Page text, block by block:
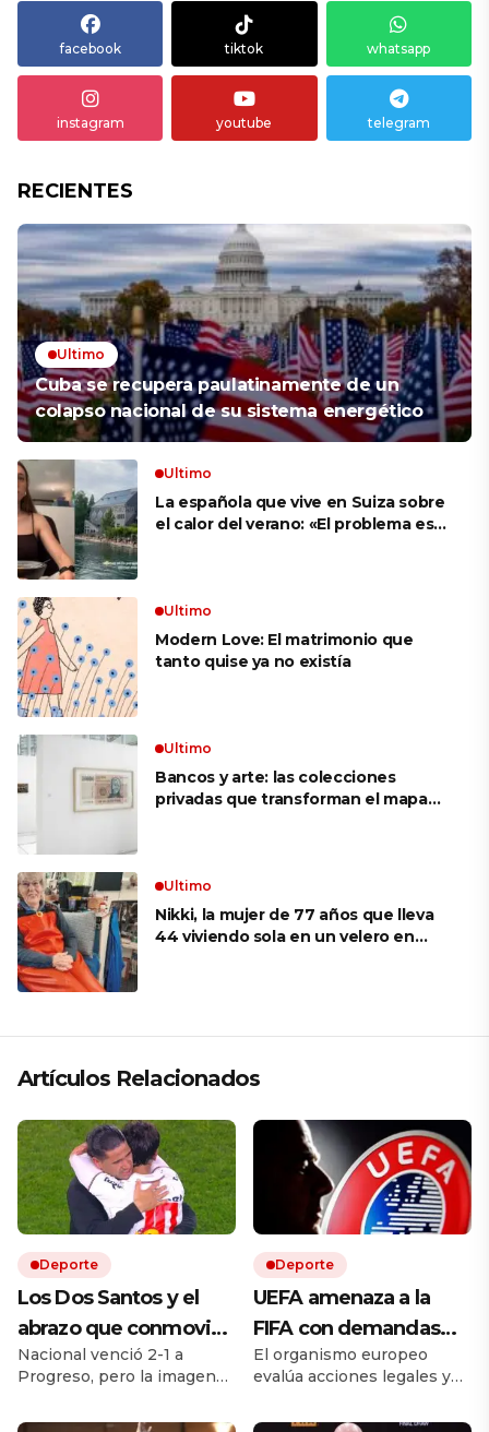
facebook tiktok whatsapp
instagram youtube telegram
RECIENTES
Ultimo
Cuba se recupera paulatinamente de un
colapso nacional de su sistema energético
Ultimo
La española que vive en Suiza sobre
el calor del verano: «El problema es
Ultimo
Modern Love: El matrimonio que
tanto quise ya no existía
Ultimo
Bancos y arte: las colecciones
privadas que transforman el mapa
Ultimo
Nikki, la mujer de 77 años que lleva
44 viviendo sola en un velero en
Artículos Relacionados
Deporte
Los Dos Santos y el
abrazo que conmovió
al fútbol uruguayo:
padre e hijo fueron
rivales y terminaron
Nacional venció 2-1 a
Progreso, pero la imagen
del pitazo final. Jonathan
Deporte
UEFA amenaza a la
FIFA con demandas
tras el fallido plan de
Infantino para vender
el negocio del Mundial
El organismo europeo
evalúa acciones legales y
documentos y correos